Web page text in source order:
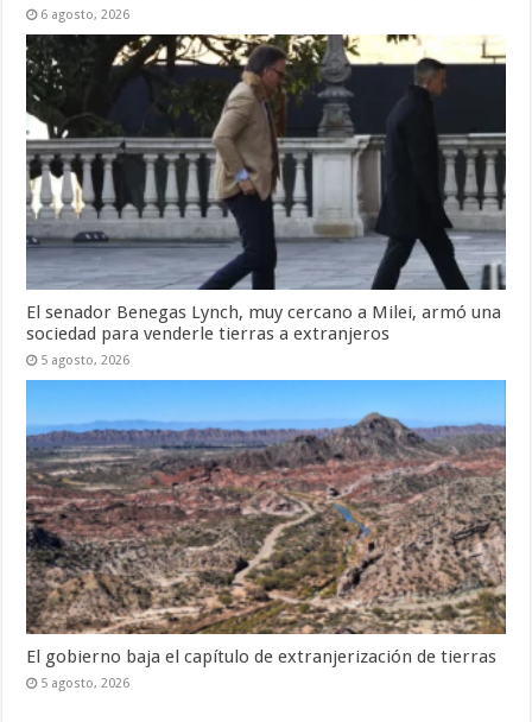
6 agosto, 2026
El senador Benegas Lynch, muy cercano a Milei, armó una
sociedad para venderle tierras a extranjeros
5 agosto, 2026
El gobierno baja el capítulo de extranjerización de tierras
5 agosto, 2026